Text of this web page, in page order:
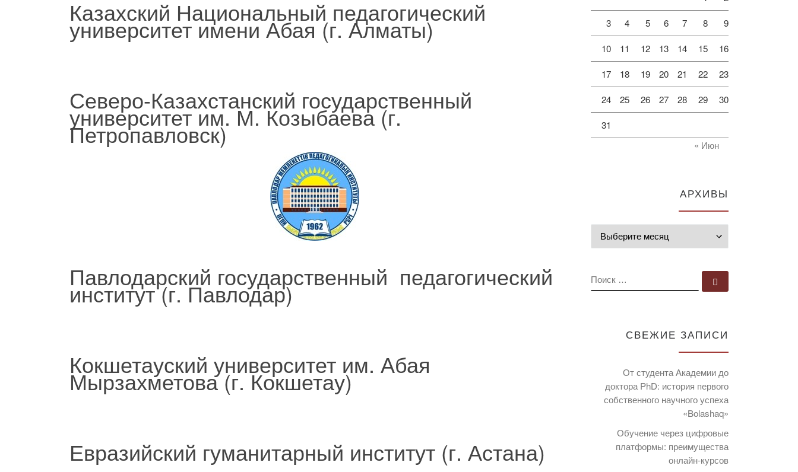
Казахский Национальный педагогический
университет имени Абая (г. Алматы)
Северо-Казахстанский государственный
университет им. М. Козыбаева (г.
Петропавловск)
Павлодарский государственный педагогический
институт (г. Павлодар)
Кокшетауский университет им. Абая
Мырзахметова (г. Кокшетау)
Евразийский гуманитарный институт (г. Астана)
3 4 5 6 7 8 9
10 11 12 13 14 15 16
17 18 19 20 21 22 23
24 25 26 27 28 29 30
31
« Июн
АРХИВЫ
ПОИСК
СВЕЖИЕ ЗАПИСИ
От студента Академии до
доктора PhD: история первого
собственного научного успеха
«Bolashaq»
Обучение через цифровые
платформы: преимущества
онлайн-курсов